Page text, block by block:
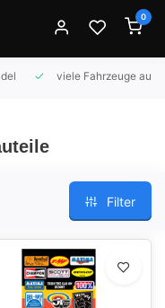
0
viele Fahrzeuge auf
Filter